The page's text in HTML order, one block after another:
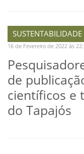
SUSTENTABILIDADE
16 de Fevereiro de 2022 às
de
científicos e
do Tapajós